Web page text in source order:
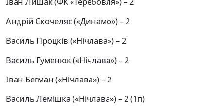
Андрій Скочеляс («Динамо») – 2
Василь Процків («Нічлава») – 2
Василь Гуменюк («Нічлава») – 2
Іван Бегман («Нічлава») – 2
Василь Лемішка («Нічлава») – 2 (1п)